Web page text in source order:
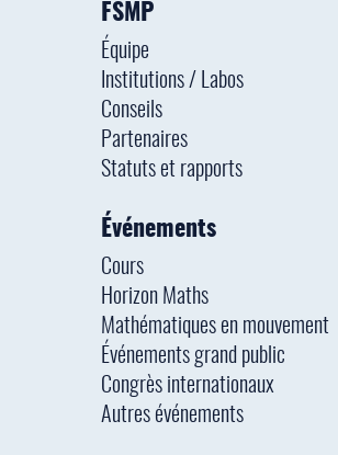
FSMP
Équipe
Institutions / Labos
Conseils
Partenaires
Statuts et rapports
Événements
Cours
Horizon Maths
Mathématiques en mouvement
Événements grand public
Congrès internationaux
Autres événements